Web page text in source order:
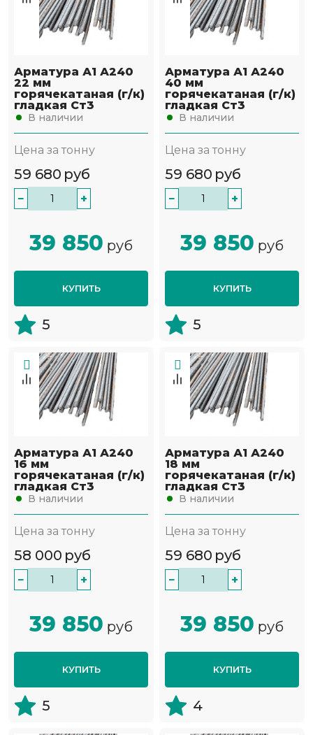
Арматура А1 А240
22 мм
горячекатаная (г/к)
гладкая Ст3
В наличии
Цена за тонну
59 680 руб
− +
39 850 руб
КУПИТЬ
5
Арматура А1 А240
40 мм
горячекатаная (г/к)
гладкая Ст3
В наличии
Цена за тонну
59 680 руб
− +
39 850 руб
КУПИТЬ
5
Арматура А1 А240
16 мм
горячекатаная (г/к)
гладкая Ст3
В наличии
Цена за тонну
58 000 руб
− +
39 850 руб
КУПИТЬ
5
Арматура А1 А240
18 мм
горячекатаная (г/к)
гладкая Ст3
В наличии
Цена за тонну
59 680 руб
− +
39 850 руб
КУПИТЬ
4